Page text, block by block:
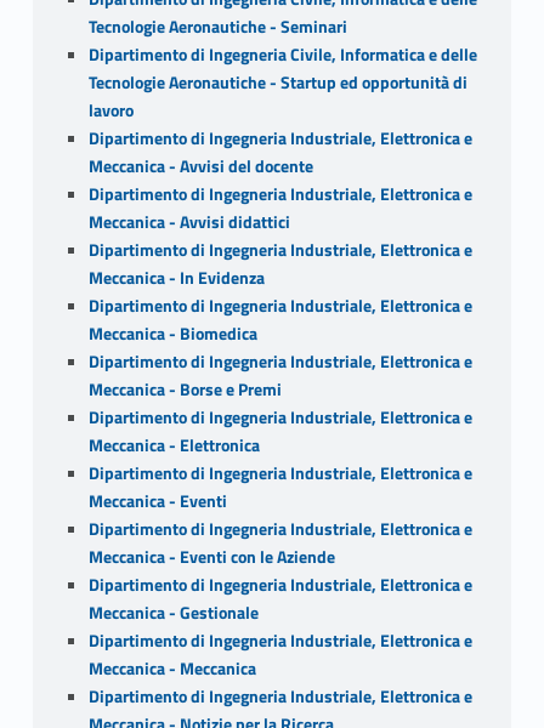
Tecnologie Aeronautiche - Seminari
Dipartimento di Ingegneria Civile, Informatica e delle
Tecnologie Aeronautiche - Startup ed opportunità di
lavoro
Dipartimento di Ingegneria Industriale, Elettronica e
Meccanica - Avvisi del docente
Dipartimento di Ingegneria Industriale, Elettronica e
Meccanica - Avvisi didattici
Dipartimento di Ingegneria Industriale, Elettronica e
Meccanica - In Evidenza
Dipartimento di Ingegneria Industriale, Elettronica e
Meccanica - Biomedica
Dipartimento di Ingegneria Industriale, Elettronica e
Meccanica - Borse e Premi
Dipartimento di Ingegneria Industriale, Elettronica e
Meccanica - Elettronica
Dipartimento di Ingegneria Industriale, Elettronica e
Meccanica - Eventi
Dipartimento di Ingegneria Industriale, Elettronica e
Meccanica - Eventi con le Aziende
Dipartimento di Ingegneria Industriale, Elettronica e
Meccanica - Gestionale
Dipartimento di Ingegneria Industriale, Elettronica e
Meccanica - Meccanica
Dipartimento di Ingegneria Industriale, Elettronica e